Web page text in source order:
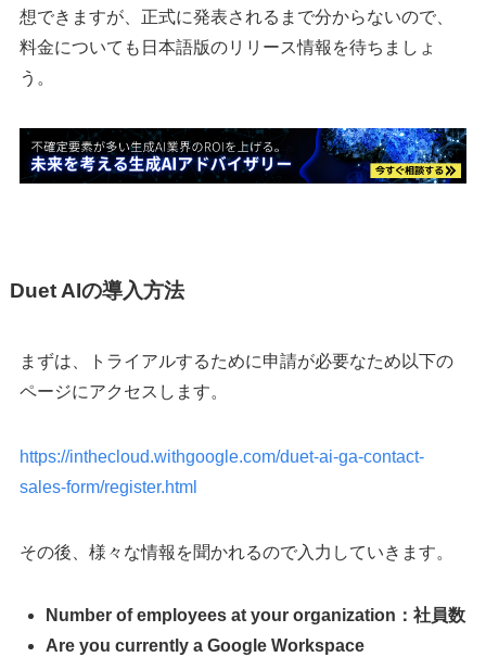
想できますが、正式に発表されるまで分からないので、
料金についても日本語版のリリース情報を待ちましょ
う。
Duet AIの導入方法
まずは、トライアルするために申請が必要なため以下の
ページにアクセスします。
https://inthecloud.withgoogle.com/duet-ai-ga-contact-
sales-form/register.html
その後、様々な情報を聞かれるので入力していきます。
Number of employees at your organization：社員数
Are you currently a Google Workspace